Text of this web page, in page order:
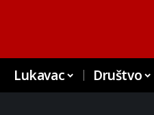
Lukavac Društvo